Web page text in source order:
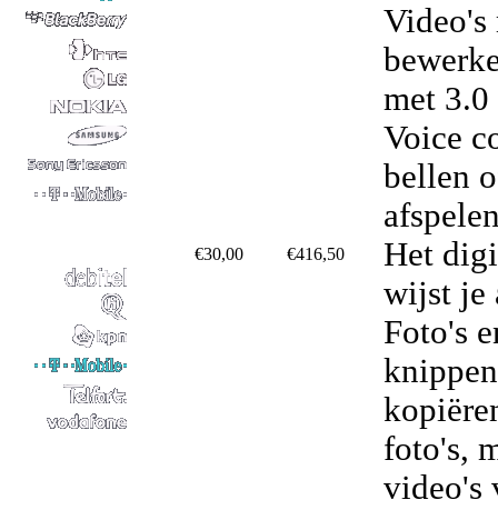
€30,00 €416,50
Video's
met 3.0
Voice
bellen
Het
wijst je
Foto's
foto's,
video's